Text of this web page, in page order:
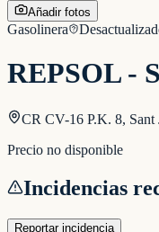
Añadir fotos
Gasolinera
REPSOL -
CR CV-16 P.K. 8, Sant
Precio no disponible
Incidencias
Reportar incidencia